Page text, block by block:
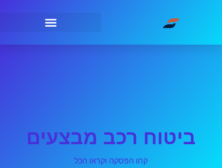
ביטוח רכב מבצעים
קחו הפסקה וקראו הכל